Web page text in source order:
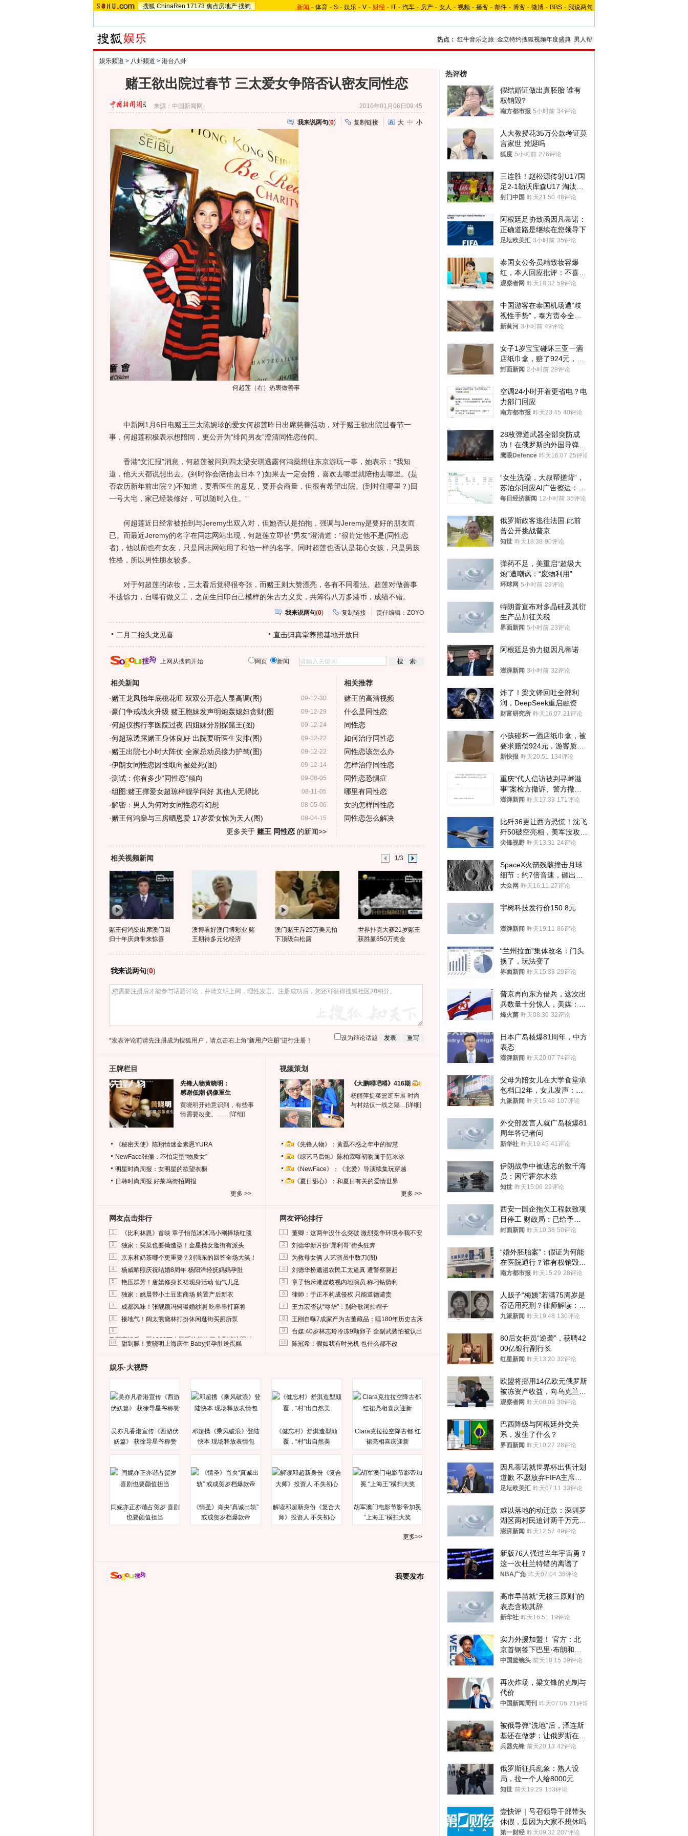
搜狐 ChinaRen 17173 焦点房地产 搜狗 新闻 - 体育 - S - 娱乐 - V - 财经 - IT - 汽车 - 房产 - 女人 - 视频 - 播客 - 邮件 - 博客 - 微博 - BBS - 我说两句
热点： 红牛音乐之旅 金立特约搜狐视频年度盛典 男人帮
娱乐频道 > 八卦频道 > 港台八卦
赌王欲出院过春节 三太爱女争陪否认密友同性恋
来源： 中国新闻网 2010年01月06日09:45
我来说两句(0) 复制链接 大 中 小
何超莲（右）热衷做善事
中新网1月6日电赌王三太陈婉珍的爱女何超莲昨日出席慈善活动，对于赌王欲出院过春节一
事，何超莲积极表示想陪同，更公开为“绯闻男友”澄清同性恋传闻。
香港“文汇报”消息，何超莲被问到四太梁安琪透露何鸿燊想往东京游玩一事，她表示：“我知
道，他天天都说想出去。(到时你会陪他去日本？)如果去一定会陪，喜欢去哪里就陪他去哪里。(是
否农历新年前出院？)不知道，要看医生的意见，要开会商量，但很有希望出院。(到时住哪里？)回
一号大宅，家已经装修好，可以随时入住。”
何超莲近日经常被拍到与Jeremy出双入对，但她否认是拍拖，强调与Jeremy是要好的朋友而
已。而最近Jeremy的名字在同志网站出现，何超莲立即替“男友”澄清道：“很肯定他不是(同性恋
者)，他以前也有女友，只是同志网站用了和他一样的名字。同时超莲也否认是花心女孩，只是男孩
性格，所以男性朋友较多。
对于何超莲的浓妆，三太看后觉得很夸张，而赌王则大赞漂亮，各有不同看法。超莲对做善事
不遗馀力，自曝有做义工，之前生日印自己模样的朱古力义卖，共筹得八万多港币，成绩不错。
我来说两句(0) 复制链接 责任编辑：ZOYO
二月二抬头龙见喜 直击归真堂养熊基地开放日
上网从搜狗开始 网页 新闻
相关新闻
09-12-30
·赌王龙凤胎年底桃花旺 双双公开恋人显高调(图)
09-12-29
·豪门争戒战火升级 赌王胞妹发声明炮轰媳妇贪财(图
09-12-24
·何超仪携行李医院过夜 四姐妹分别探赌王(图)
09-12-22
·何超琼透露赌王身体良好 出院要听医生安排(图)
09-12-22
·赌王出院七小时大阵仗 全家总动员接力护驾(图)
09-12-14
·伊朗女同性恋因性取向被处死(图)
09-08-05
·测试：你有多少“同性恋”倾向
08-11-05
·组图:赌王撑爱女超琼样靓学问好 其他人无得比
08-05-06
·解密：男人为何对女同性恋有幻想
08-04-15
·赌王何鸿燊与三房晒恩爱 17岁爱女惊为天人(图)
更多关于 赌王 同性恋的新闻>>
相关推荐
赌王的高清视频
什么是同性恋
同性恋
如何治疗同性恋
同性恋该怎么办
怎样治疗同性恋
同性恋恐惧症
哪里有同性恋
女的怎样同性恋
同性恋怎么解决
相关视频新闻 1/3
赌王何鸿燊出席澳门回
归十年庆典带来惊喜
澳博看好澳门博彩业 赌
王期待多元化经济
澳门赌王斥25万美元拍
下顶级白松露
世界扑克大赛21岁赌王
获胜赢850万奖金
我来说两句(0)
*发表评论前请先注册成为搜狐用户，请点击右上角“新用户注册”进行注册！ 设为辩论话题
王牌栏目
先锋人物黄晓明：
感谢低潮 偶像重生
黄晓明开始意识到，有些事
情需要改变。…… [详细]
《秘密天使》陈翔情迷金素恩YURA
NewFace张俪：不怕定型“物质女”
明星时尚周报：女明星的欲望衣橱
日韩时尚周报 好莱坞街拍周报
更多 >>
视频策划
《大鹏嘚吧嘚》416期
杨丽萍提菜篮逛车展 时尚
与村姑仅一线之隔… [详细]
《先锋人物》：黄磊不惑之年中的智慧
《综艺马后炮》陈柏霖曝初吻属于范冰冰
《NewFace》：《北爱》导演续集玩穿越
《夏日甜心》：和夏日有关的爱情世界
更多 >>
网友点击排行
1 《比利林恩》首映 章子怡范冰冰冯小刚捧场红毯
2 独家：买菜也要拗造型！金星携女逛街有派头
3 京东和奶茶哪个更重要？刘强东的回答全场大笑！
4 杨威晒照庆祝结婚8周年 杨阳洋轻抚妈妈孕肚
5 艳压群芳！唐嫣修身长裙现身活动 仙气儿足
6 独家：姚晨带小土豆逛商场 购置产后新衣
7 成都风味！张靓颖冯轲曝婚纱照 吃串串打麻将
8 接地气！阔太熊黛林打扮休闲逛街买厕所泵
9
马蓉离婚后，砸1000万人民币给媒体要求删掉这照片
10 甜到腻！黄晓明上海庆生 Baby挺孕肚送蛋糕
网友评论排行
1 董卿：这两年没什么突破 激烈竞争环境令我不安
2 刘德华新片扮“犀利哥”街头狂奔
3 为救母女俩 人艺演员中数刀(图)
4 刘德华扮邋遢农民工太逼真 遭警察驱赶
5 章子怡斥港媒歧视内地演员 称刁钻势利
6 律师：于正不构成侵权 只能道德谴责
7 王力宏否认“辱华”：别给歌词扣帽子
8 王刚自曝7成家产为古董藏品：睡180年历史古床
9 台媒:40岁林志玲冷冻9颗卵子 全副武装怕被认出
10 陈冠希：假如我有时光机 也什么都不改
娱乐·大视野
吴亦凡香港宣传《西游伏
妖篇》 获徐导星爷称赞
邓超携《乘风破浪》登陆
快本 现场释放表情包
《健忘村》舒淇造型颠
覆，“村”出自然美
Clara克拉拉空降古都 红
裙亮相喜庆迎新
闫妮亦正亦谐占贺岁 喜剧
也要颜值担当
《情圣》肖央“真诚出轨”
或成贺岁档爆款帝
解读邓超新身份《复合大
师》投资人 不失初心
胡军澳门电影节影帝加冕
“上海王”横扫大奖
更多>>
我要发布
热评榜
假结婚证做出真胚胎 谁有
权销毁?
南方都市报 5小时前 34评论
人大教授花35万公款考证莫
言家世 荒诞吗
狐度 5小时前 276评论
三连胜！赵松源传射U17国
足2-1勒沃库森U17 淘汰赛
将战河床
射门中国 昨天21:50 48评论
阿根廷足协致函因凡蒂诺：
正确道路是继续在您领导下
足坛欧美汇 3小时前 35评论
泰国女公务员精致妆容爆
红，本人回应批评：不喜欢
就别看
观察者网 昨天18:32 59评论
中国游客在泰国机场遭“歧
视性手势”，泰方责令全面
调查，对责任人采取最严厉
新黄河 3小时前 49评论
女子1岁宝宝碰坏三亚一酒
店纸巾盒，赔了924元，发
帖吐槽后酒店退还一半的
封面新闻 2小时前 29评论
空调24小时开着更省电？电
力部门回应
南方都市报 昨天23:45 40评论
28枚弹道武器全部突防成
功！在俄罗斯的外国导弹发
射车都是合法打击目标
鹰眼Defence 昨天16:07 25评论
“女生洗澡，大叔帮搓背”，
苏泊尔回应AI广告擦边：视
频全下架，已强化内容管理
每日经济新闻 12小时前 35评论
俄罗斯政客逃往法国 此前
曾公开挑战普京
知世 昨天18:38 90评论
弹药不足，美重启“超级大
炮”遭嘲讽：“废物利用”
环球网 5小时前 29评论
特朗普宣布对多晶硅及其衍
生产品加征关税
界面新闻 5小时前 23评论
阿根廷足协力挺因凡蒂诺
澎湃新闻 3小时前 32评论
炸了！梁文锋回吐全部利
润，DeepSeek重启融资
财富研究所 昨天16:07 21评论
小孩碰坏一酒店纸巾盒，被
要求赔偿924元，游客质疑
酒店房客物品超高标价，市
新快报 昨天20:51 134评论
重庆“代人信访被判寻衅滋
事”案检方撤诉、警方撤
案，两被告人获国赔
澎湃新闻 昨天17:33 171评论
比歼36更让西方恐慌！沈飞
歼50破空亮相，美军没攻克
的技术被拿下
尖锋视野 昨天13:31 24评论
SpaceX火箭残骸撞击月球
细节：约7倍音速，砸出直
径约30米撞击坑
大众网 昨天16:11 27评论
宇树科技发行价150.8元
澎湃新闻 昨天19:11 86评论
“兰州拉面”集体改名：门头
换了，玩法变了
界面新闻 昨天15:33 29评论
普京再向东方借兵，这次出
兵数量十分惊人，美媒：俄
朝要动真格？
烽火菌 昨天08:30 32评论
日本广岛核爆81周年，中方
表态
澎湃新闻 昨天20:07 74评论
父母为陪女儿在大学食堂承
包档口2年，女儿发声：初
衷是为了陪伴，毕业后将不
九派新闻 昨天15:48 107评论
外交部发言人就广岛核爆81
周年答记者问
新华社 昨天19:45 41评论
伊朗战争中被遗忘的数千海
员：困守霍尔木兹
知世 昨天15:06 29评论
西安一国企拖欠工程款致项
目停工 财政局：已给予处
分，正督促整改
封面新闻 昨天10:38 50评论
“婚外胚胎案”：假证为何能
在医院通行？谁有权销毁胚
胎？
南方都市报 昨天15:29 28评论
人贩子“梅姨”若满75周岁是
否适用死刑？律师解读：很
大概率不会被判处死刑
九派新闻 昨天19:48 130评论
80后女柜员“逆袭”，获聘42
00亿银行副行长
红星新闻 昨天13:20 32评论
欧盟将挪用14亿欧元俄罗斯
被冻资产收益，向乌克兰提
供援助
观察者网 昨天08:09 30评论
巴西降级与阿根廷外交关
系，发生了什么？
界面新闻 昨天10:27 28评论
因凡蒂诺就世界杯出售计划
道歉 不愿放弃FIFA主席职
位
足坛欧美汇 昨天07:11 33评论
难以落地的动迁款：深圳罗
湖区两村民追讨两千万元动
迁款八年未果
澎湃新闻 昨天12:57 49评论
新版76人强过当年宇宙勇？
这一次杜兰特错的离谱了
NBA广角 昨天07:04 38评论
高市早苗就“无核三原则”的
表态含糊其辞
新华社 昨天16:51 19评论
实力外援加盟！ 官方：北
京首钢签下巴里·布朗和桑
普森
中国篮镜头 前天18:15 39评论
再次炸场，梁文锋的克制与
代价
中国新闻周刊 昨天07:06 21评论
被俄导弹“洗地”后，泽连斯
基还在做梦：让俄罗斯在冬
季前求和？
兵器先锋 前天20:13 42评论
俄罗斯征兵乱象：熟人设
局，拉一个人给8000元
知世 前天19:29 153评论
壹快评｜号召领导干部带头
休假，是因为大家不想休吗
第一财经 昨天09:32 207评论